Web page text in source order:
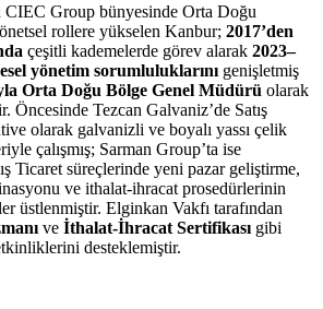
Group bünyesinde Orta Doğu
rollere yükselen Kanbur; 2017’den
çeşitli kademelerde görev alarak 2023–
yönetim sorumluluklarını genişletmiş
Orta Doğu Bölge Genel Müdürü olarak
Öncesinde Tezcan Galvaniz’de Satış
olarak galvanizli ve boyalı yassı çelik
çalışmış; Sarman Group’ta ise
Ticaret süreçlerinde yeni pazar geliştirme,
ve ithalat-ihracat prosedürlerinin
üstlenmiştir. Elginkan Vakfı tarafından
ve İthalat-İhracat Sertifikası gibi
desteklemiştir.